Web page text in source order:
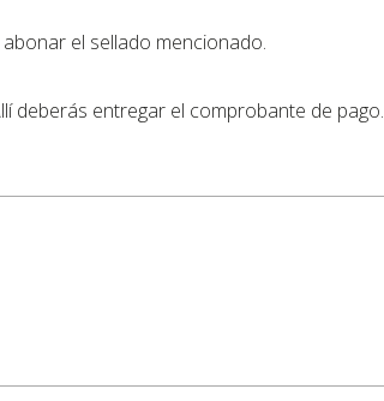
el sellado mencionado.
deberás entregar el comprobante de pago.